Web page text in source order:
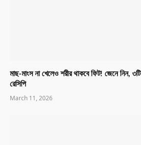
মাছ-মাংস না খেলেও শরীর থাকবে ফিট! জেনে নিন, ৩টি
রেসিপি
March 11, 2026